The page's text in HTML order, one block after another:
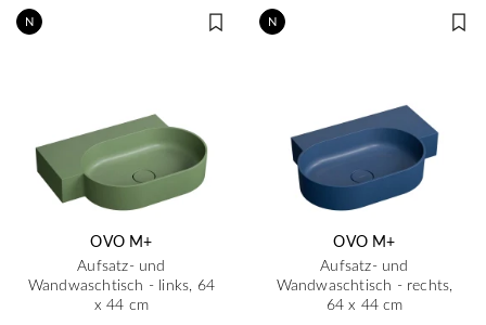
N
OVO M+
Aufsatz- und
Wandwaschtisch - links, 64
x 44 cm
N
OVO M+
Aufsatz- und
Wandwaschtisch - rechts,
64 x 44 cm